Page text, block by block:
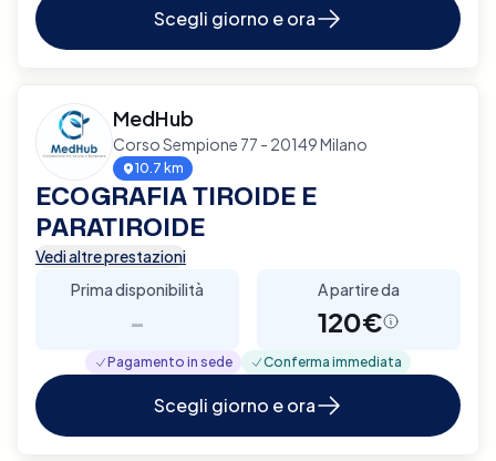
Scegli giorno e ora
MedHub
Corso Sempione 77 - 20149 Milano
10.7 km
ECOGRAFIA TIROIDE E
PARATIROIDE
Vedi altre prestazioni
Prima disponibilità
-
A partire da
120€
Pagamento in sede Conferma immediata
Scegli giorno e ora